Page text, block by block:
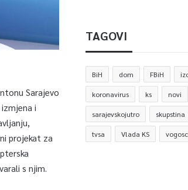
Sarajevo
i
projekat za
s njim.
TAGOVI
BiH dom FBiH
koronavirus ks novi
sarajevskojutro skupstina
tvsa Vlada KS